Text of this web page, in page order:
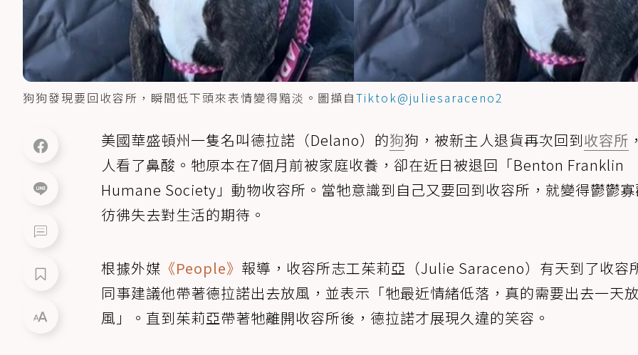
狗狗發現要回收容所，瞬間低下頭來表情變得黯淡。圖擷自Tiktok@juliesaraceno2
美國華盛頓州一隻名叫德拉諾（Delano）的狗狗，被新主人退貨再次回到收容所
人看了鼻酸。牠原本在7個月前被家庭收養，卻在近日被退回「Benton Franklin
Humane Society」動物收容所。當牠意識到自己又要回到收容所，就變得鬱鬱寡
彷彿失去對生活的期待。
根據外媒 《People》 報導，收容所志工茱莉亞（Julie Saraceno）有天到了收容
同事建議他帶著德拉諾出去放風，並表示「牠最近情緒低落，真的需要出去一天放
風」。直到茱莉亞帶著牠離開收容所後，德拉諾才展現久違的笑容。